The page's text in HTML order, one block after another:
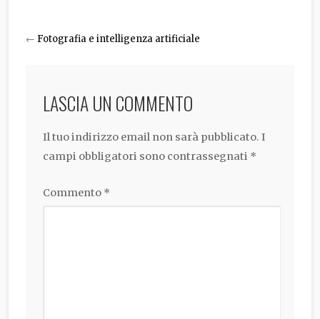
← Fotografia e intelligenza artificiale
LASCIA UN COMMENTO
Il tuo indirizzo email non sarà pubblicato. I
campi obbligatori sono contrassegnati *
Commento *